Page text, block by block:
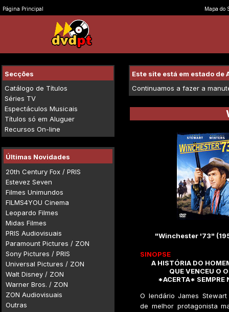
Página Principal Mapa do
Secções
Catálogo de Títulos
Séries TV
Espectáculos Musicais
Títulos só em Aluguer
Recursos On-line
Últimas Novidades
20th Century Fox / PRIS
Estevez Seven
Filmes Unimundos
FILMS4YOU Cinema
Leopardo Filmes
Midas Filmes
PRIS Audiovisuais
Paramount Pictures / ZON
Sony Pictures / PRIS
Universal Pictures / ZON
Walt Disney / ZON
Warner Bros. / ZON
ZON Audiovisuais
Outras
Este site está em estado de
Continuamos a fazer a
"Winchester '73"
SINOPSE
A HISTÓRIA DO
QUE VENCEU O
*ACERTA* SEMPRE
O lendário James
de melhor protagonista